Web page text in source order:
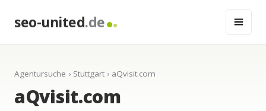
seo-united.de
Agentursuche › Stuttgart › aQvisit.com
aQvisit.com